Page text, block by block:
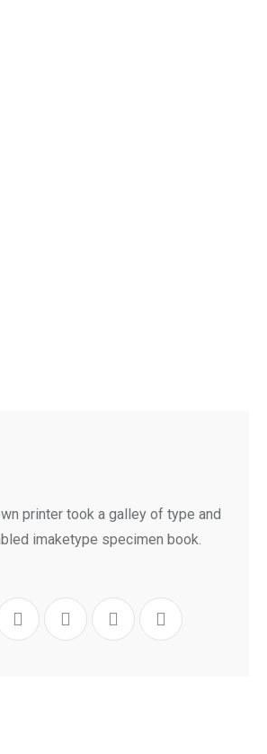
printer took a galley of type and
imaketype specimen book.